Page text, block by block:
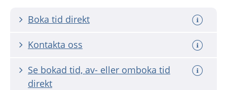
Boka tid direkt
Kontakta oss
Se bokad tid, av- eller omboka tid
direkt